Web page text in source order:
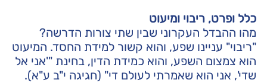
כלל ופרט, ריבוי ומיעוט
מהו ההבדל העקרוני שבין שתי צורות הדרשה?
"ריבוי" עניינו שפע, והוא קשור למידת החסד. המיעוט
הוא צמצום השפע, והוא כמידת הדין, בחינת "'אני אל
שדי', אני הוא שאמרתי לעולם די" (חגיגה י"ב ע"א).